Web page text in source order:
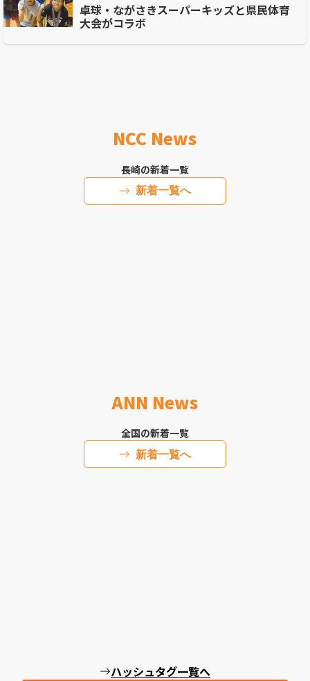
卓球・ながさきスーパーキッズと県民体育
大会がコラボ
NCC News
長崎の新着一覧
新着一覧へ
ANN News
全国の新着一覧
新着一覧へ
ハッシュタグ一覧へ